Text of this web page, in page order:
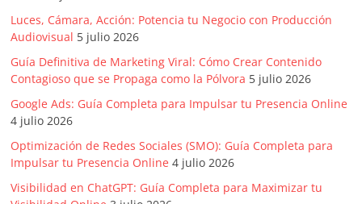
Bitácora
social
de
Mercadeo
Interactivo,
Medios,
Publicidad,
Marketing,
Campañas
Publicitarias,
Luces, Cámara, Acción: Potencia tu Negocio con Producción
Audiovisual 5 julio 2026
Guía Definitiva de Marketing Viral: Cómo Crear Contenido
Contagioso que se Propaga como la Pólvora 5 julio 2026
Google Ads: Guía Completa para Impulsar tu Presencia Online
4 julio 2026
Optimización de Redes Sociales (SMO): Guía Completa para
Impulsar tu Presencia Online 4 julio 2026
Visibilidad en ChatGPT: Guía Completa para Maximizar tu